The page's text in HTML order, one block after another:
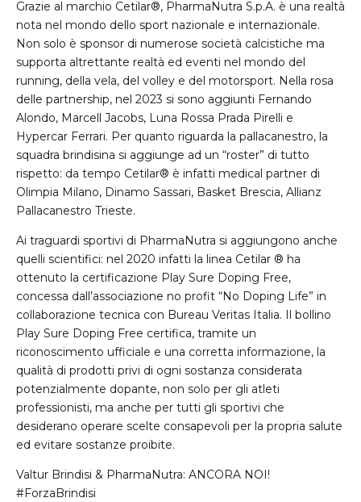
Grazie al marchio Cetilar®, PharmaNutra S.p.A. è una realtà
nota nel mondo dello sport nazionale e internazionale.
Non solo è sponsor di numerose società calcistiche ma
supporta altrettante realtà ed eventi nel mondo del
running, della vela, del volley e del motorsport. Nella rosa
delle partnership, nel 2023 si sono aggiunti Fernando
Alondo, Marcell Jacobs, Luna Rossa Prada Pirelli e
Hypercar Ferrari. Per quanto riguarda la pallacanestro, la
squadra brindisina si aggiunge ad un “roster” di tutto
rispetto: da tempo Cetilar® è infatti medical partner di
Olimpia Milano, Dinamo Sassari, Basket Brescia, Allianz
Pallacanestro Trieste.
Ai traguardi sportivi di PharmaNutra si aggiungono anche
quelli scientifici: nel 2020 infatti la linea Cetilar ® ha
ottenuto la certificazione Play Sure Doping Free,
concessa dall’associazione no profit “No Doping Life” in
collaborazione tecnica con Bureau Veritas Italia. Il bollino
Play Sure Doping Free certifica, tramite un
riconoscimento ufficiale e una corretta informazione, la
qualità di prodotti privi di ogni sostanza considerata
potenzialmente dopante, non solo per gli atleti
professionisti, ma anche per tutti gli sportivi che
desiderano operare scelte consapevoli per la propria salute
ed evitare sostanze proibite.
Valtur Brindisi & PharmaNutra: ANCORA NOI!
#ForzaBrindisi